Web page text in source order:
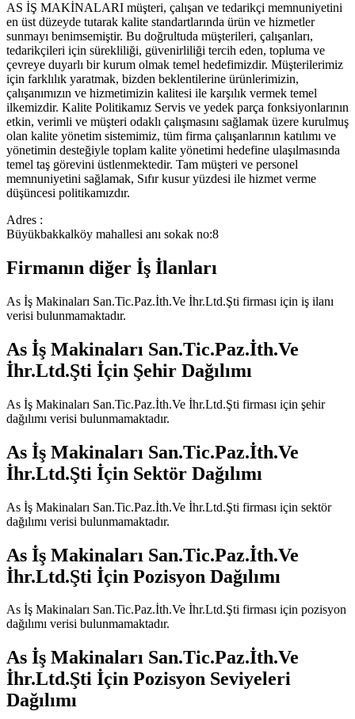
AS İŞ MAKİNALARI müşteri, çalışan ve tedarikçi memnuniyetini
en üst düzeyde tutarak kalite standartlarında ürün ve hizmetler
sunmayı benimsemiştir. Bu doğrultuda müşterileri, çalışanları,
tedarikçileri için sürekliliği, güvenirliliği tercih eden, topluma ve
çevreye duyarlı bir kurum olmak temel hedefimizdir. Müşterilerimiz
için farklılık yaratmak, bizden beklentilerine ürünlerimizin,
çalışanımızın ve hizmetimizin kalitesi ile karşılık vermek temel
ilkemizdir. Kalite Politikamız Servis ve yedek parça fonksiyonlarının
etkin, verimli ve müşteri odaklı çalışmasını sağlamak üzere kurulmuş
olan kalite yönetim sistemimiz, tüm firma çalışanlarının katılımı ve
yönetimin desteğiyle toplam kalite yönetimi hedefine ulaşılmasında
temel taş görevini üstlenmektedir. Tam müşteri ve personel
memnuniyetini sağlamak, Sıfır kusur yüzdesi ile hizmet verme
düşüncesi politikamızdır.
Adres :
Büyükbakkalköy mahallesi anı sokak no:8
Firmanın diğer İş İlanları
As İş Makinaları San.Tic.Paz.İth.Ve İhr.Ltd.Şti firması için iş ilanı
verisi bulunmamaktadır.
As İş Makinaları San.Tic.Paz.İth.Ve
İhr.Ltd.Şti İçin Şehir Dağılımı
As İş Makinaları San.Tic.Paz.İth.Ve İhr.Ltd.Şti firması için şehir
dağılımı verisi bulunmamaktadır.
As İş Makinaları San.Tic.Paz.İth.Ve
İhr.Ltd.Şti İçin Sektör Dağılımı
As İş Makinaları San.Tic.Paz.İth.Ve İhr.Ltd.Şti firması için sektör
dağılımı verisi bulunmamaktadır.
As İş Makinaları San.Tic.Paz.İth.Ve
İhr.Ltd.Şti İçin Pozisyon Dağılımı
As İş Makinaları San.Tic.Paz.İth.Ve İhr.Ltd.Şti firması için pozisyon
dağılımı verisi bulunmamaktadır.
As İş Makinaları San.Tic.Paz.İth.Ve
İhr.Ltd.Şti İçin Pozisyon Seviyeleri
Dağılımı